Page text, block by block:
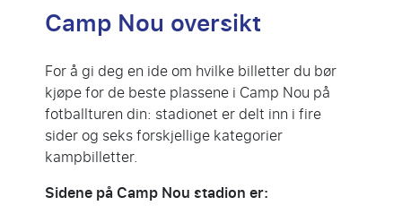
Camp Nou oversikt
For å gi deg en ide om hvilke billetter du bør
kjøpe for de beste plassene i Camp Nou på
fotballturen din: stadionet er delt inn i fire
sider og seks forskjellige kategorier
kampbilletter.
Sidene på Camp Nou stadion er: